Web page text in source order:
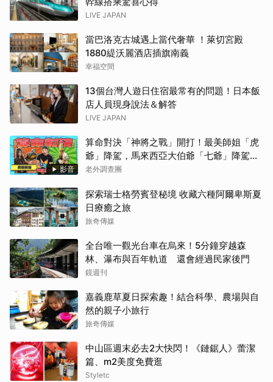
LIVE JAPAN
當巴洛克古城遇上當代奢華 ！萊切宮殿
1880緹沃麗酒店插旗南義
幸福空間
13個台灣人遊日住宿最常有的問題！日本飯
店人員現身說法＆解答
LIVE JAPAN
影音
算命對決「神將之戰」開打！最美師姐「虎
爺」降駕，馬來西亞大伯爺「七爺」降駕。
當虎爺對上七爺，神明之間的較量究竟誰會
老外調查團
探索瑞士格勞賓登秘境 收藏六種阿爾卑斯夏
日療癒之旅
旅奇傳媒
全台唯一觀光台車在烏來！5分鐘穿越森
林、瀑布與百年軌道 還會經過民家後門
鏡週刊
嘉義鹿草夏日探索趣！結合科學、農場與自
然的親子小旅行
旅奇傳媒
中山區週末必去2大快閃！《鏈鋸人》蕾潔
篇、m2美度免費逛
Styletc